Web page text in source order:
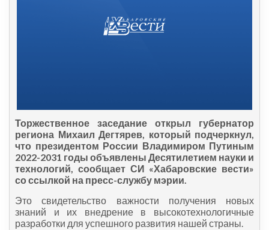
Торжественное заседание открыл губернатор
региона Михаил Дегтярев, который подчеркнул,
что президентом России Владимиром Путиным
2022-2031 годы объявлены Десятилетием науки и
технологий, сообщает СИ «Хабаровские вести»
со ссылкой на пресс-службу мэрии.
Это свидетельство важности получения новых
знаний и их внедрение в высокотехнологичные
разработки для успешного развития нашей страны.